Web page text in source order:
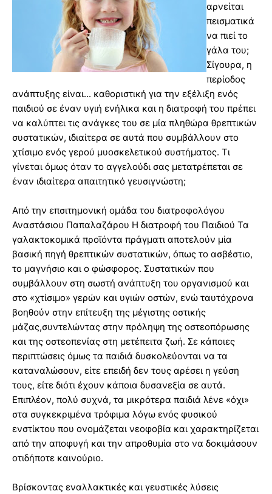
αρνείται
πεισματικά
να πιεί το
γάλα του;
Σίγουρα, η
περίοδος
ανάπτυξης είναι... καθοριστική για την εξέλιξη ενός
παιδιού σε έναν υγιή ενήλικα και η διατροφή του πρέπει
να καλύπτει τις ανάγκες του σε μία πληθώρα θρεπτικών
συστατικών, ιδιαίτερα σε αυτά που συμβάλλουν στο
χτίσιμο ενός γερού μυοσκελετικού συστήματος. Τι
γίνεται όμως όταν το αγγελούδι σας μετατρέπεται σε
έναν ιδιαίτερα απαιτητικό γευσιγνώστη;
Από την επσιτημονική ομάδα του διατροφολόγου
Αναστάσιου Παπαλαζάρου Η διατροφή του Παιδιού Τα
γαλακτοκομικά προϊόντα πράγματι αποτελούν μία
βασική πηγή θρεπτικών συστατικών, όπως το ασβέστιο,
το μαγνήσιο και ο φώσφορος. Συστατικών που
συμβάλλουν στη σωστή ανάπτυξη του οργανισμού και
στο «χτίσιμο» γερών και υγιών οστών, ενώ ταυτόχρονα
βοηθούν στην επίτευξη της μέγιστης οστικής
μάζας,συντελώντας στην πρόληψη της οστεοπόρωσης
και της οστεοπενίας στη μετέπειτα ζωή. Σε κάποιες
περιπτώσεις όμως τα παιδιά δυσκολεύονται να τα
καταναλώσουν, είτε επειδή δεν τους αρέσει η γεύση
τους, είτε διότι έχουν κάποια δυσανεξία σε αυτά.
Επιπλέον, πολύ συχνά, τα μικρότερα παιδιά λένε «όχι»
στα συγκεκριμένα τρόφιμα λόγω ενός φυσικού
ενστίκτου που ονομάζεται νεοφοβία και χαρακτηρίζεται
από την αποφυγή και την απροθυμία στο να δοκιμάσουν
οτιδήποτε καινούριο.
Βρίσκοντας εναλλακτικές και γευστικές λύσεις